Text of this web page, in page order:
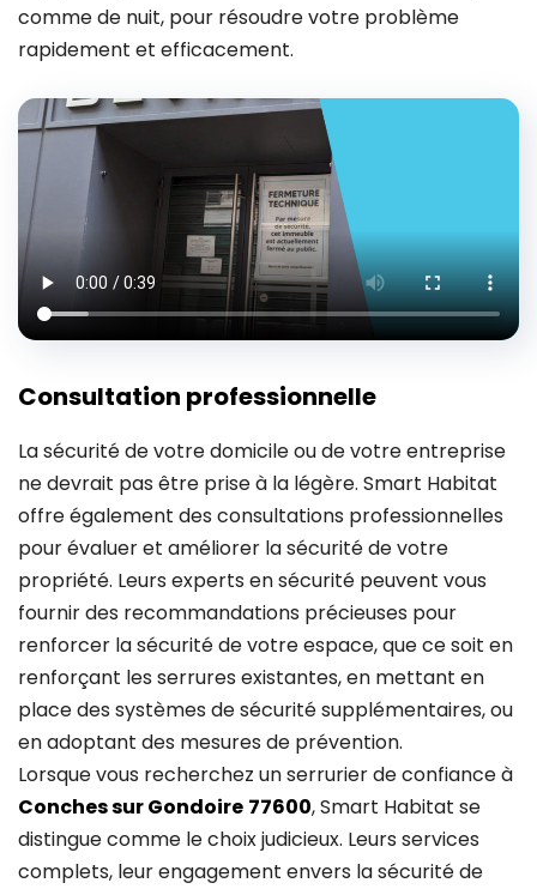
comme de nuit, pour résoudre votre problème
rapidement et efficacement.
Consultation professionnelle
La sécurité de votre domicile ou de votre entreprise
ne devrait pas être prise à la légère. Smart Habitat
offre également des consultations professionnelles
pour évaluer et améliorer la sécurité de votre
propriété. Leurs experts en sécurité peuvent vous
fournir des recommandations précieuses pour
renforcer la sécurité de votre espace, que ce soit en
renforçant les serrures existantes, en mettant en
place des systèmes de sécurité supplémentaires, ou
en adoptant des mesures de prévention.
Lorsque vous recherchez un serrurier de confiance à
Conches sur Gondoire 77600, Smart Habitat se
distingue comme le choix judicieux. Leurs services
complets, leur engagement envers la sécurité de